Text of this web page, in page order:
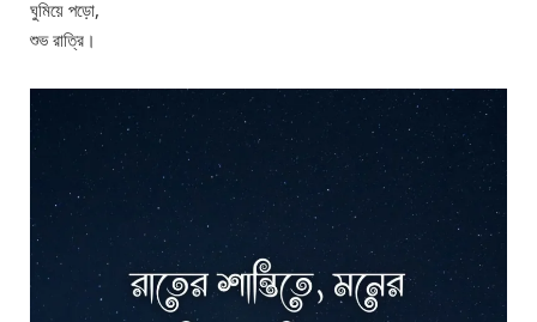
ঘুমিয়ে পড়ো,
শুভ রাত্রি।